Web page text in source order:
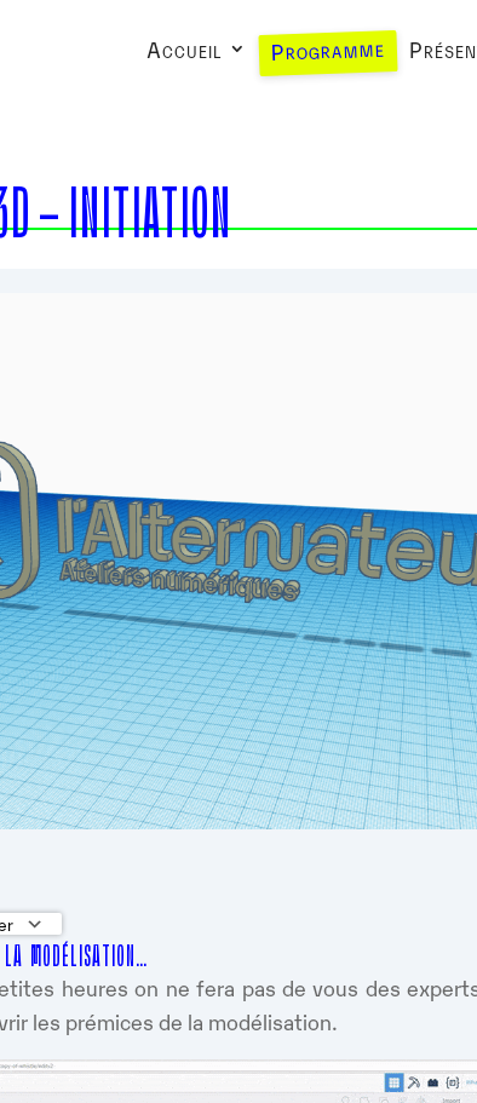
Accueil Programme
– INITIATION
Calendrier Google
MODÉLISATION…
heures on ne fera pas de vous des
les prémices de la modélisation.